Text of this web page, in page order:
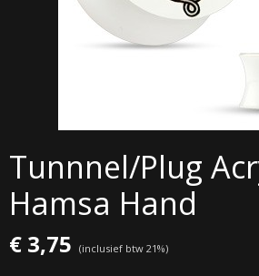
Tunnnel/Plug
Hamsa Hand
€ 3,75 (inclusief btw 21%)